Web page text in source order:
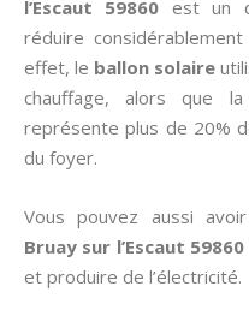
l’Escaut 59860 est un
réduire
effet, le ballon solaire
chauffage, alors que la
représente plus de 20%
du foyer.
Vous pouvez aussi
Bruay sur l’Escaut 59860
et produire de l’électricité.